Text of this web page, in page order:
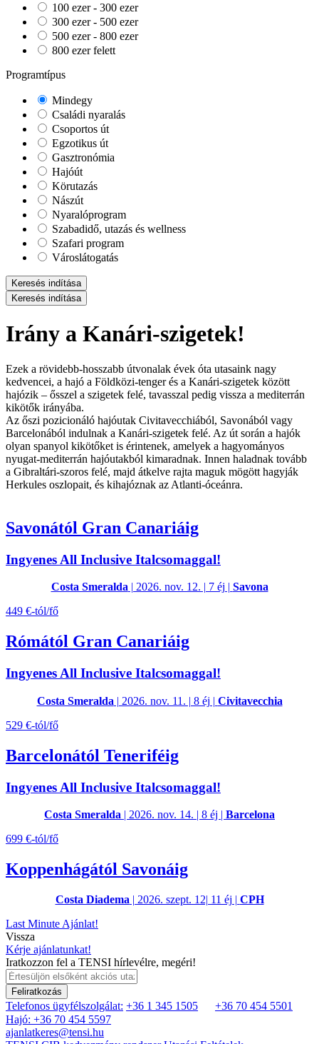
100 ezer - 300 ezer
300 ezer - 500 ezer
500 ezer - 800 ezer
800 ezer felett
Programtípus
Mindegy
Családi nyaralás
Csoportos út
Egzotikus út
Gasztronómia
Hajóút
Körutazás
Nászút
Nyaralóprogram
Szabadidő, utazás és wellness
Szafari program
Városlátogatás
Keresés indítása
Keresés indítása
Irány a Kanári-szigetek!
Ezek a rövidebb-hosszabb útvonalak évek óta utasaink nagy
kedvencei, a hajó a Földközi-tenger és a Kanári-szigetek között
hajózik – ősszel a szigetek felé, tavasszal pedig vissza a mediterrán
kikötők irányába.
Az őszi pozicionáló hajóutak Civitavecchiából, Savonából vagy
Barcelonából indulnak a Kanári-szigetek felé. Az út során a hajók
olyan spanyol kikötőket is érintenek, amelyek a hagyományos
nyugat-mediterrán hajóutakból kimaradnak. Innen haladnak tovább
a Gibraltári-szoros felé, majd átkelve rajta maguk mögött hagyják
Herkules oszlopait, és kihajóznak az Atlanti-óceánra.
Savonától Gran Canariáig
Ingyenes All Inclusive Italcsomaggal!
Costa Smeralda| 2026. nov. 12. | 7 éj | Savona
449 €-tól/fő
Rómától Gran Canariáig
Ingyenes All Inclusive Italcsomaggal!
Costa Smeralda | 2026. nov. 11. | 8 éj | Civitavecchia
529 €-tól/fő
Barcelonától Teneriféig
Ingyenes All Inclusive Italcsomaggal!
Costa Smeralda | 2026. nov. 14. | 8 éj | Barcelona
699 €-tól/fő
Koppenhágától Savonáig
Costa Diadema | 2026. szept. 12| 11 éj | CPH
Last Minute Ajánlat!
Vissza
Kérje ajánlatunkat!
Iratkozzon fel a TENSI hírlevélre, megéri!
Feliratkozás
Telefonos ügyfélszolgálat: +36 1 345 1505
+36 70 454 5501
Hajó: +36 70 454 5597
ajanlatkeres@tensi.hu